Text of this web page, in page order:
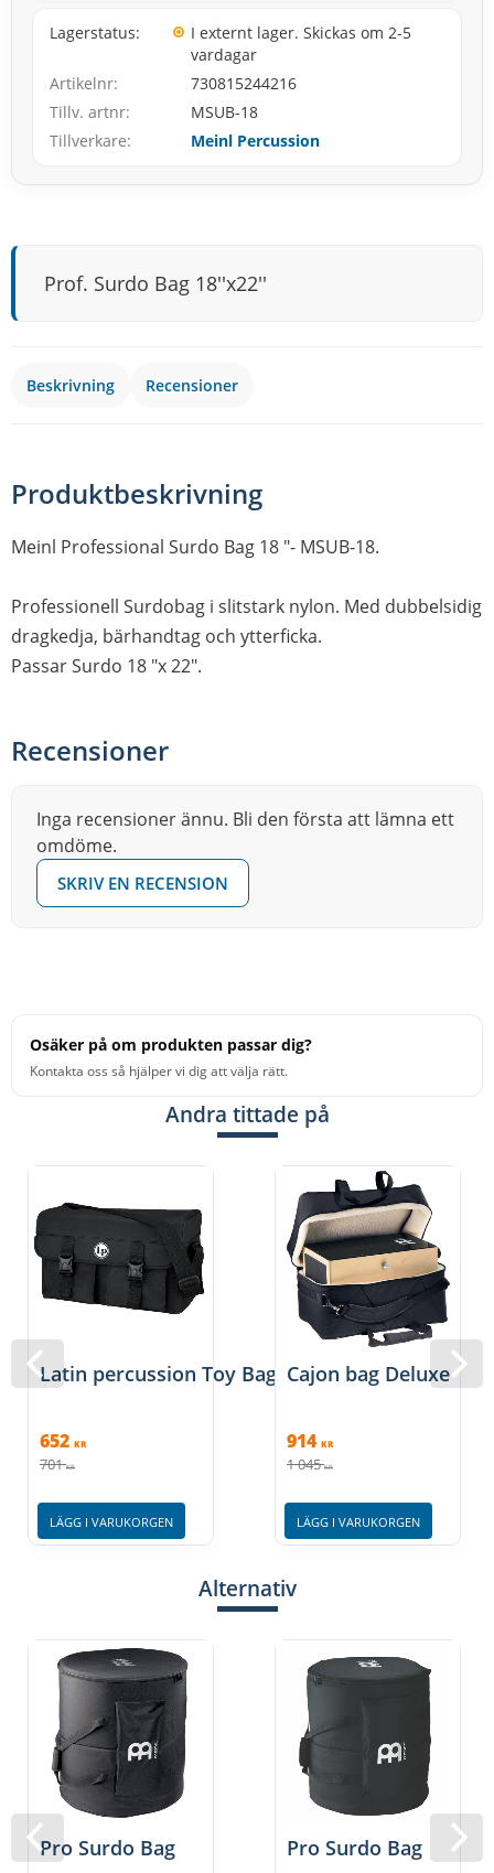
Lagerstatus
I externt lager. Skickas om 2-5
vardagar
Artikelnr
730815244216
Tillv. artnr
MSUB-18
Tillverkare
Meinl Percussion
Prof. Surdo Bag 18''x22''
Beskrivning Recensioner
Produktbeskrivning
Meinl Professional Surdo Bag 18 "- MSUB-18.
Professionell Surdobag i slitstark nylon. Med dubbelsidig
dragkedja, bärhandtag och ytterficka.
Passar Surdo 18 "x 22".
Recensioner
Inga recensioner ännu. Bli den första att lämna ett
omdöme.
SKRIV EN RECENSION
Osäker på om produkten passar dig?
Kontakta oss så hjälper vi dig att välja rätt.
Andra tittade på
Latin percussion Toy Bag
652 KR
701 KR
LÄGG I VARUKORGEN
Cajon bag Deluxe
914 KR
1 045 KR
LÄGG I VARUKORGEN
Alternativ
Pro Surdo Bag Pro Surdo Bag